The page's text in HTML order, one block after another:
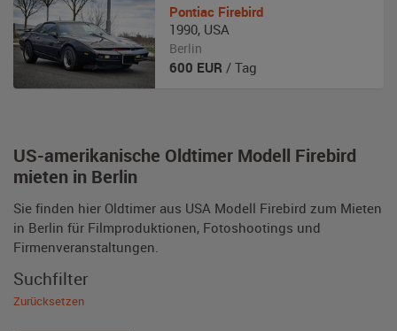
US-amerikanische Oldtimer Modell Firebird
mieten in Berlin
Sie finden hier Oldtimer aus USA Modell Firebird zum Mieten
in Berlin für Filmproduktionen, Fotoshootings und
Firmenveranstaltungen.
Pontiac Firebird
1990, USA
Berlin
600 EUR / Tag
Suchfilter
Zurücksetzen